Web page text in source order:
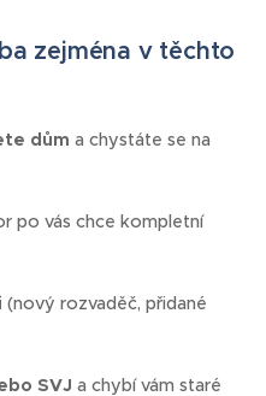
zejména v těchto
dům a chystáte se na
po vás chce kompletní
(nový rozvaděč, přidané
SVJ a chybí vám staré